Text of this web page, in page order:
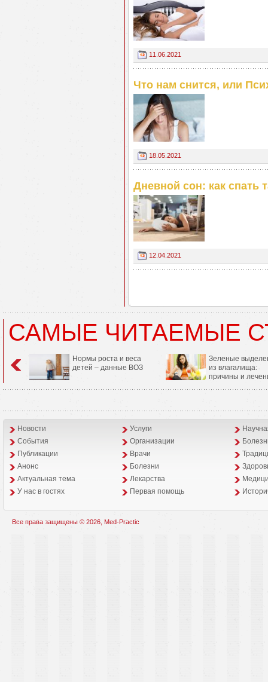
11.06.2021
Что нам снится, или
18.05.2021
Дневной сон: как спать
12.04.2021
САМЫЕ ЧИТАЕМЫЕ
Нормы роста и веса
детей – данные ВОЗ
Зеленые
из влагалища:
причины и
Новости Услуги
События
Организации
Публикации
Врачи
Анонс
Болезни
Aктуальная тема
Лекарства
У нас в гостях
Первая помощь
Все права защищены © 2026, Med-Practic